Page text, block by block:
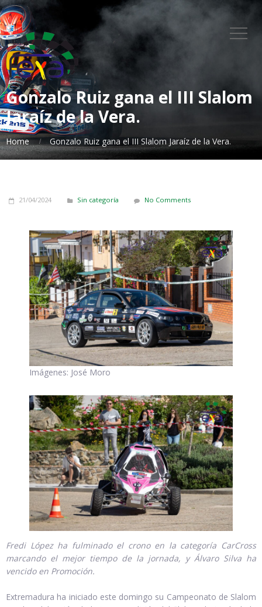
Gonzalo Ruiz gana el III Slalom
Jaraíz de la Vera.
Home Gonzalo Ruiz gana el III Slalom Jaraíz de la Vera.
21/04/2024 Sin categoría No Comments
Imágenes: José Moro
Fredi López ha fulminado el crono en la categoría CarCross
marcando el mejor tiempo de la jornada, y Álvaro Silva ha
vencido en Promoción.
Extremadura ha iniciado este domingo su Campeonato de Slalom